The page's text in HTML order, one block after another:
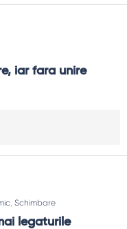
iar fara unire
, Schimbare
legaturile